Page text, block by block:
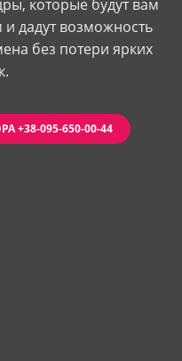
которые будут вам
дадут возможность
без потери ярких
+38-095-650-00-44